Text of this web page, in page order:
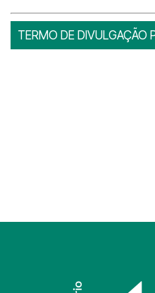
TERMO DE